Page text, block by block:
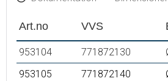
Art.no VVS
953104 771872130
953105
771872140